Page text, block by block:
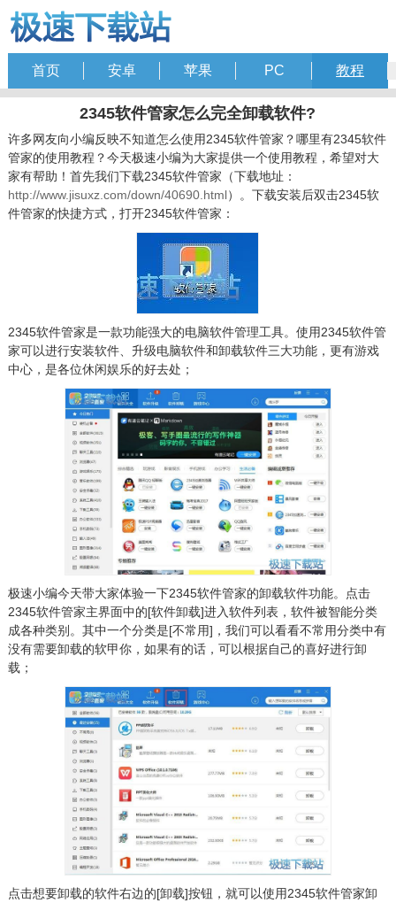
首页 安卓 苹果 PC 教程
2345软件管家怎么完全卸载软件?
许多网友向小编反映不知道怎么使用2345软件管家？哪里有2345软件
管家的使用教程？今天极速小编为大家提供一个使用教程，希望对大
家有帮助！首先我们下载2345软件管家（下载地址：
http://www.jisuxz.com/down/40690.html）。下载安装后双击2345软
件管家的快捷方式，打开2345软件管家：
2345软件管家是一款功能强大的电脑软件管理工具。使用2345软件管
家可以进行安装软件、升级电脑软件和卸载软件三大功能，更有游戏
中心，是各位休闲娱乐的好去处；
极速小编今天带大家体验一下2345软件管家的卸载软件功能。点击
2345软件管家主界面中的[软件卸载]进入软件列表，软件被智能分类
成各种类别。其中一个分类是[不常用]，我们可以看看不常用分类中有
没有需要卸载的软甲你，如果有的话，可以根据自己的喜好进行卸
载；
点击想要卸载的软件右边的[卸载]按钮，就可以使用2345软件管家卸